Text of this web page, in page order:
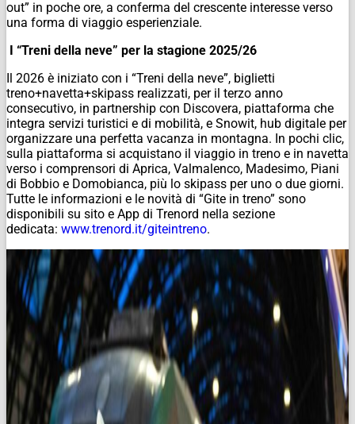
out” in poche ore, a conferma del crescente interesse verso
una forma di viaggio esperienziale.
I “Treni della neve” per la stagione 2025/26
Il 2026 è iniziato con i “Treni della neve”, biglietti
treno+navetta+skipass realizzati, per il terzo anno
consecutivo, in partnership con Discovera, piattaforma che
integra servizi turistici e di mobilità, e Snowit, hub digitale per
organizzare una perfetta vacanza in montagna. In pochi clic,
sulla piattaforma si acquistano il viaggio in treno e in navetta
verso i comprensori di Aprica, Valmalenco, Madesimo, Piani
di Bobbio e Domobianca, più lo skipass per uno o due giorni.
Tutte le informazioni e le novità di “Gite in treno” sono
disponibili su sito e App di Trenord nella sezione
dedicata: www.trenord.it/giteintreno.